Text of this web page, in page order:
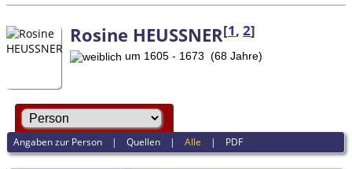
Rosine HEUSSNER[1, 2]
um 1605 - 1673 (68 Jahre)
Angaben zur Person |Quellen |Alle | PDF